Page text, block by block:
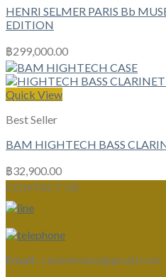
HENRI SELMER PARIS Bb
EDITION
฿299,000.00
Quick View
Best Seller
BAM HIGHTECH BASS
฿32,900.00
CONTACT US
Email : clarinetsiam@gmail.com